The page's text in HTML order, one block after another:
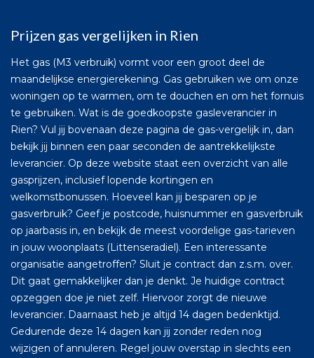
Prijzen gas vergelijken in Rien
Het gas (M3 verbruik) vormt voor een groot deel de
maandelijkse energierekening. Gas gebruiken we om onze
woningen op te warmen, om te douchen en om het fornuis
te gebruiken. Wat is de goedkoopste gasleverancier in
Rien? Vul jij bovenaan deze pagina de gas-vergelijk in, dan
bekijk jij binnen een paar seconden de aantrekkelijkste
leverancier. Op deze website staat een overzicht van alle
gasprijzen, inclusief lopende kortingen en
welkomstbonussen. Hoeveel kan jij besparen op je
gasverbruik? Geef je postcode, huisnummer en gasverbruik
op jaarbasis in, en bekijk de meest voordelige gas-tarieven
in jouw woonplaats (Littenseradiel). Een interessante
organisatie aangetroffen? Sluit je contract dan z.s.m. over.
Dit gaat gemakkelijker dan je denkt. Je huidige contract
opzeggen doe je niet zelf. Hiervoor zorgt de nieuwe
leverancier. Daarnaast heb je altijd 14 dagen bedenktijd.
Gedurende deze 14 dagen kan jij zonder reden nog
wijzigen of annuleren. Regel jouw overstap in slechts een